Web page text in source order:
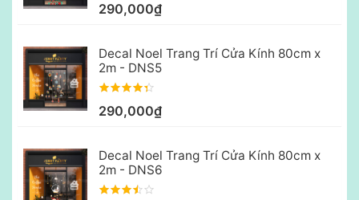
290,000₫
Decal Noel Trang Trí Cửa Kính 80cm x
2m - DNS5
290,000₫
Decal Noel Trang Trí Cửa Kính 80cm x
2m - DNS6